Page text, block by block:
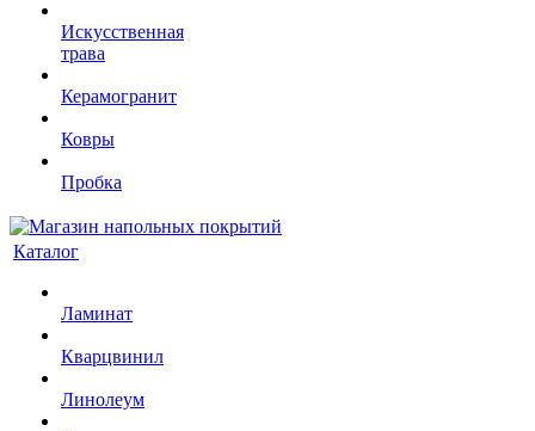
Искусственная
трава
Керамогранит
Ковры
Пробка
Каталог
Ламинат
Кварцвинил
Линолеум